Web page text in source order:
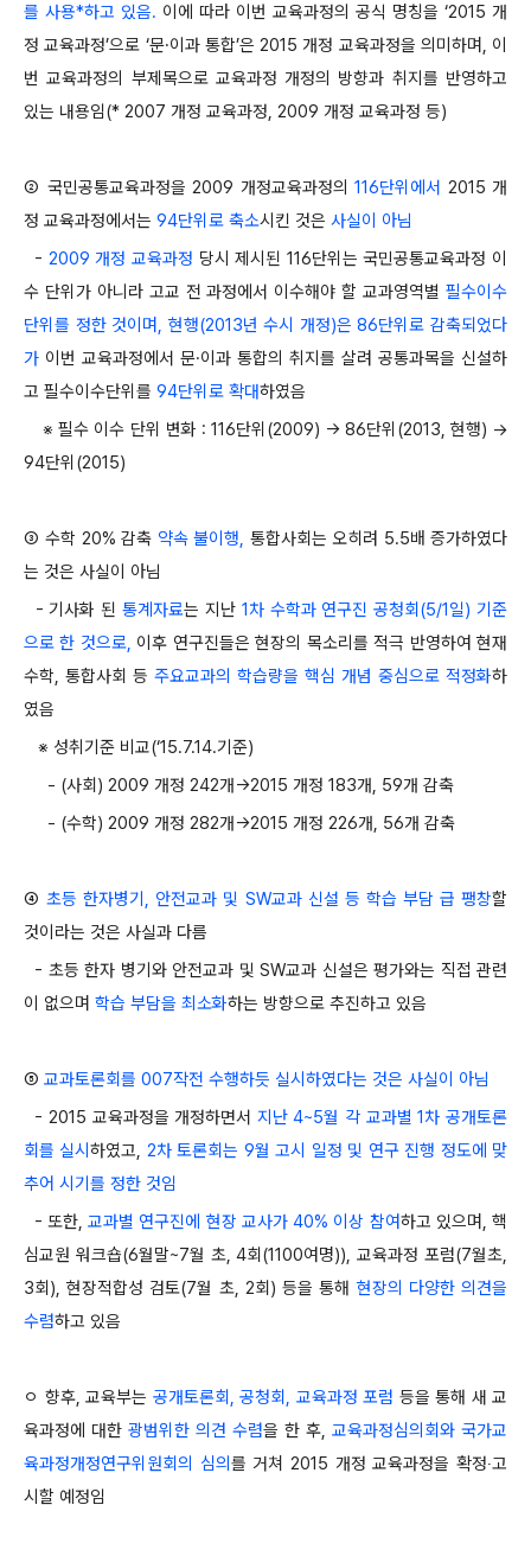
를 사용*하고 있음. 이에 따라 이번 교육과정의 공식 명칭을 ‘2015 개
정 교육과정’으로 ‘문·이과 통합’은 2015 개정 교육과정을 의미하며, 이
번 교육과정의 부제목으로 교육과정 개정의 방향과 취지를 반영하고
있는 내용임(* 2007 개정 교육과정, 2009 개정 교육과정 등)
② 국민공통교육과정을 2009 개정교육과정의116단위에서 2015 개
정 교육과정에서는 94단위로 축소시킨 것은 사실이 아님
- 2009 개정 교육과정 당시 제시된 116단위는 국민공통교육과정 이
수 단위가 아니라 고교 전 과정에서 이수해야 할 교과영역별 필수이수
단위를 정한 것이며, 현행(2013년 수시 개정)은 86단위로 감축되었다
가 이번 교육과정에서 문·이과 통합의 취지를 살려 공통과목을 신설하
고 필수이수단위를 94단위로 확대하였음
※ 필수 이수 단위 변화 : 116단위(2009) → 86단위(2013, 현행) →
94단위(2015)
③ 수학 20% 감축 약속 불이행, 통합사회는 오히려 5.5배 증가하였다
는 것은 사실이 아님
- 기사화 된통계자료는 지난 1차 수학과 연구진 공청회(5/1일) 기준
으로 한 것으로, 이후 연구진들은 현장의 목소리를 적극 반영하여 현재
수학, 통합사회 등 주요교과의 학습량을 핵심 개념 중심으로 적정화하
였음
※ 성취기준 비교(‘15.7.14.기준)
- (사회) 2009 개정 242개→2015 개정 183개, 59개 감축
- (수학) 2009 개정 282개→2015 개정 226개, 56개 감축
④초등 한자병기, 안전교과 및 SW교과 신설 등 학습 부담 급 팽창할
것이라는 것은 사실과 다름
- 초등 한자 병기와 안전교과 및 SW교과 신설은 평가와는 직접 관련
이 없으며 학습 부담을 최소화하는 방향으로 추진하고 있음
⑤ 교과토론회를 007작전 수행하듯 실시하였다는 것은 사실이 아님
- 2015 교육과정을 개정하면서 지난 4~5월 각 교과별 1차 공개토론
회를 실시하였고, 2차 토론회는 9월 고시 일정 및 연구 진행 정도에 맞
추어 시기를 정한 것임
- 또한, 교과별 연구진에 현장 교사가 40% 이상 참여하고 있으며, 핵
심교원 워크숍(6월말~7월 초, 4회(1100여명)), 교육과정 포럼(7월초,
3회), 현장적합성 검토(7월 초, 2회) 등을 통해현장의 다양한 의견을
수렴하고 있음
ㅇ 향후, 교육부는 공개토론회, 공청회, 교육과정 포럼 등을 통해 새 교
육과정에 대한 광범위한 의견 수렴을 한 후, 교육과정심의회와 국가교
육과정개정연구위원회의 심의를 거쳐 2015 개정 교육과정을 확정‧고
시할 예정임